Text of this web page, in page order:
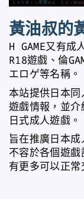
黃油叔的
H GAME又有成
R18遊戲、倫
エロゲ等名稱。
本站提供日本
遊戲情報，並
日式成人遊戲。
旨在推廣日本
不容於各個遊
有更多可以正常